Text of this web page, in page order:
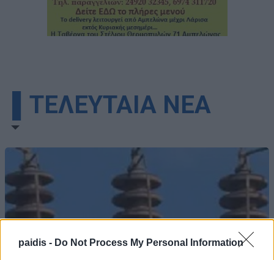
paidis - Do Not Process My Personal Information
▌ΤΕΛΕΥΤΑΙΑ ΝΕΑ